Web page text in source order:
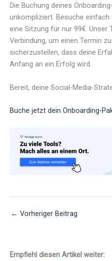
Die Buchung deines
unkompliziert. Besuche einfach
eine Sitzung für nur 99€.
Verbindung, um einen Termin
sicherzustellen, dass deine
Anfang an ein Erfolg wird.
Bereit, deine Social-Media-
Buche jetzt dein Onboarding-
← Vorheriger Beitrag
Empfiehl diesen Artikel weiter: